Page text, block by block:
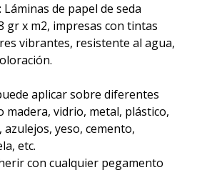
Láminas de papel de seda
gr x m2, impresas con tintas
vibrantes, resistente al agua,
aplicar sobre diferentes
madera, vidrio, metal, plástico,
azulejos, yeso, cemento,
etc.
con cualquier pegamento